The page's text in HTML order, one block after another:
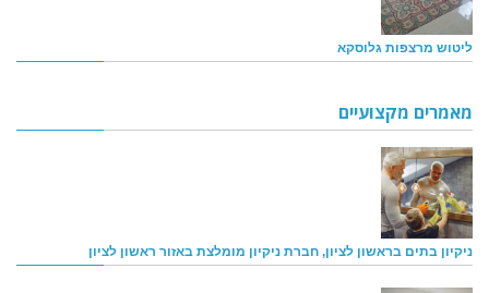
ליטוש מרצפות גלוסקא
מאמרים מקצועיים
ניקיון בתים בראשון לציון, חברת ניקיון מומלצת באזור ראשון לציון